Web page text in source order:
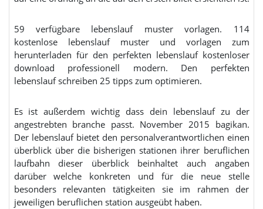
59 verfügbare lebenslauf muster vorlagen. 114
kostenlose lebenslauf muster und vorlagen zum
herunterladen für den perfekten lebenslauf kostenloser
download professionell modern. Den perfekten
lebenslauf schreiben 25 tipps zum optimieren.
Es ist außerdem wichtig dass dein lebenslauf zu der
angestrebten branche passt. November 2015 bagikan.
Der lebenslauf bietet den personalverantwortlichen einen
überblick über die bisherigen stationen ihrer beruflichen
laufbahn dieser überblick beinhaltet auch angaben
darüber welche konkreten und für die neue stelle
besonders relevanten tätigkeiten sie im rahmen der
jeweiligen beruflichen station ausgeübt haben.